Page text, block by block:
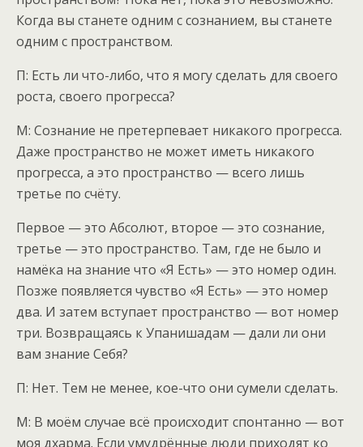
Когда вы станете одним с сознанием, вы станете
одним с пространством.
П: Есть ли что-либо, что я могу сделать для своего
роста, своего прогресса?
М: Сознание не претерпевает никакого прогресса.
Даже пространство не может иметь никакого
прогресса, а это пространство — всего лишь
третье по счёту.
Первое — это Абсолют, второе — это сознание,
третье — это пространство. Там, где не было и
намёка на знание что «Я Есть» — это номер один.
Позже появляется чувство «Я Есть» — это номер
два. И затем вступает пространство — вот номер
три. Возвращаясь к Упанишадам — дали ли они
вам знание Себя?
П: Нет. Тем не менее, кое-что они сумели сделать.
М: В моём случае всё происходит спонтанно — вот
моя дхарма. Если умудрённые люди приходят ко